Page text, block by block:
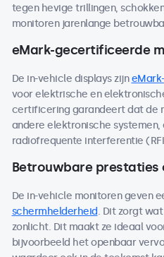
tegen hevige trillingen,
monitoren jarenlange
eMark-gecertificeerde
De in-vehicle displays zijn
voor elektrische en
certificering garandeert dat de
andere elektronische
radiofrequente interferentie
Betrouwbare
De in-vehicle monitoren geven
schermhelderheid. Dit zorgt
zonlicht. Dit maakt ze ideaal
bijvoorbeeld het openbaar